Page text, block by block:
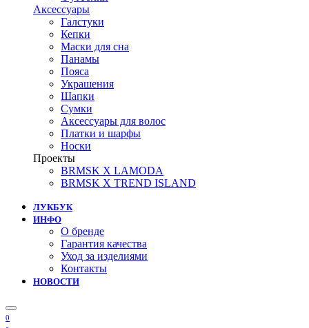
Аксессуары
Галстуки
Кепки
Маски для сна
Панамы
Пояса
Украшения
Шапки
Сумки
Аксессуары для волос
Платки и шарфы
Носки
Проекты
BRMSK X LAMODA
BRMSK X TREND ISLAND
ЛУКБУК
ИНФО
О бренде
Гарантия качества
Уход за изделиями
Контакты
НОВОСТИ
0